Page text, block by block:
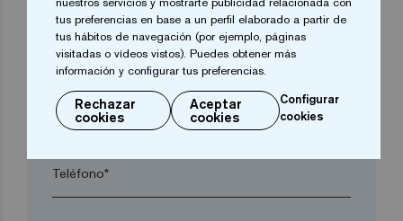
Código postal*
Teléfono*
tus preferencias en base a un perfil elaborado a partir de
tus hábitos de navegación (por ejemplo, páginas
visitadas o vídeos vistos). Puedes obtener más
información y configurar tus preferencias.
Rechazar
cookies
Aceptar
cookies
Configurar
cookies